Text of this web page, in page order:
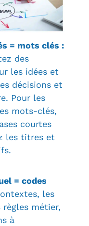
= mots clés :
des
les idées et
décisions et
Pour les
mots-clés,
courtes
les titres et
= codes
les
métier,
à